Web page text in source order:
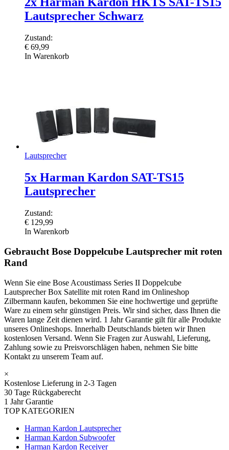
Lautsprecher Schwarz
Zustand:
€ 69,99
In Warenkorb
Lautsprecher
5x Harman Kardon SAT-TS15
Lautsprecher
Zustand:
€ 129,99
In Warenkorb
Gebraucht Bose Doppelcube Lautsprecher mit roten
Rand
Wenn Sie eine Bose Acoustimass Series II Doppelcube
Lautsprecher Box Satellite mit roten Rand im Onlineshop
Zilbermann kaufen, bekommen Sie eine hochwertige und geprüfte
Ware zu einem sehr günstigen Preis. Wir sind sicher, dass Ihnen die
Waren lange Zeit dienen wird. 1 Jahr Garantie gilt für alle Produkte
unseres Onlineshops. Innerhalb Deutschlands bieten wir Ihnen
kostenlosen Versand. Wenn Sie Fragen zur Auswahl, Lieferung,
Zahlung sowie zu Preisvorschlägen haben, nehmen Sie bitte
Kontakt zu unserem Team auf.
×
Kostenlose Lieferung in 2-3 Tagen
30 Tage Rückgaberecht
1 Jahr Garantie
TOP KATEGORIEN
Harman Kardon Lautsprecher
Harman Kardon Subwoofer
Harman Kardon Receiver